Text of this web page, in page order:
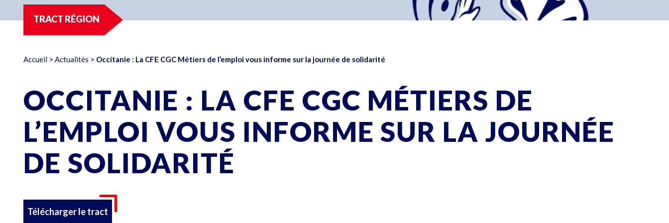
TRACT RÉGION
Accueil > Actualités > Occitanie : La CFE CGC Métiers de l’emploi vous informe sur la journée de solidarité
OCCITANIE : LA CFE CGC MÉTIERS DE
L’EMPLOI VOUS INFORME SUR LA JOURNÉE
DE SOLIDARITÉ
Télécharger le tract